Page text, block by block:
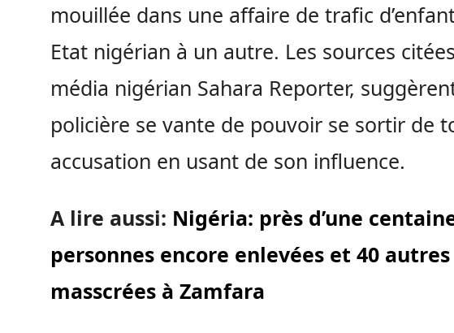
mouillée dans une affaire de trafic
Etat nigérian à un autre. Les sources
média nigérian Sahara Reporter,
policière se vante de pouvoir se sortir de
accusation en usant de son influence.
A lire aussi: Nigéria: près d’une
personnes encore enlevées et 40 autres
masscrées à Zamfara